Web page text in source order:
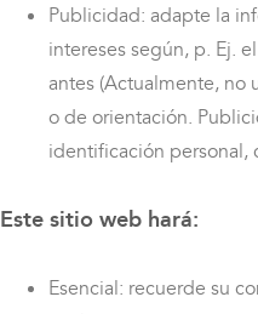
Publicidad: adapte la
intereses según, p. Ej.
antes (Actualmente, no
o de orientación.
identificación personal,
Este sitio web hará:
Esencial: recuerde su